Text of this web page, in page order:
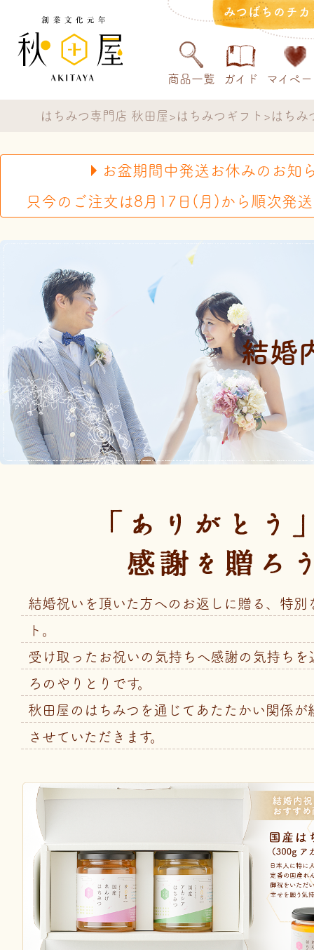
みつばちのチ
商品一覧 ガイド マイペ
はちみつ専門店 秋田屋 はちみつギフト はちみ
お盆期間中発送お休みのお知
只今のご注文は8月17日(月)から順次発
結婚
結婚祝いを頂いた方へのお返しに贈る、特別
ト。
受け取ったお祝いの気持ちへ感謝の気持ちを
ろのやりとりです。
秋田屋のはちみつを通じてあたたかい関係が
させていただきます。